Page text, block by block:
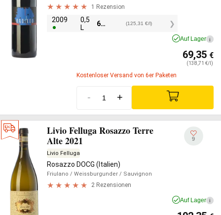
1 Rezension
2009
0,5
L
62,65 (125,31 €/l)
Auf Lager i
69,35 €
(138,71 €/l)
Kostenloser Versand von 6er Paketen
- +
Livio Felluga Rosazzo Terre
Alte 2021
Livio Felluga
Rosazzo DOCG (Italien)
Friulano / Weissburgunder / Sauvignon
2 Rezensionen
9
Auf Lager i